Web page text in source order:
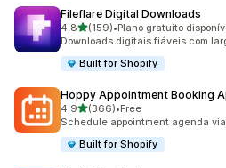
Fileflare Digital Downloads
4,8de 5 estrelas
(159)
159 total de avaliações
•Plano gratuito
Downloads digitais fiáveis com
Built for Shopify
Hoppy Appointment Booking
4,9de 5 estrelas
(366)
366 total de avaliações
•Free
Schedule appointment agenda
Built for Shopify